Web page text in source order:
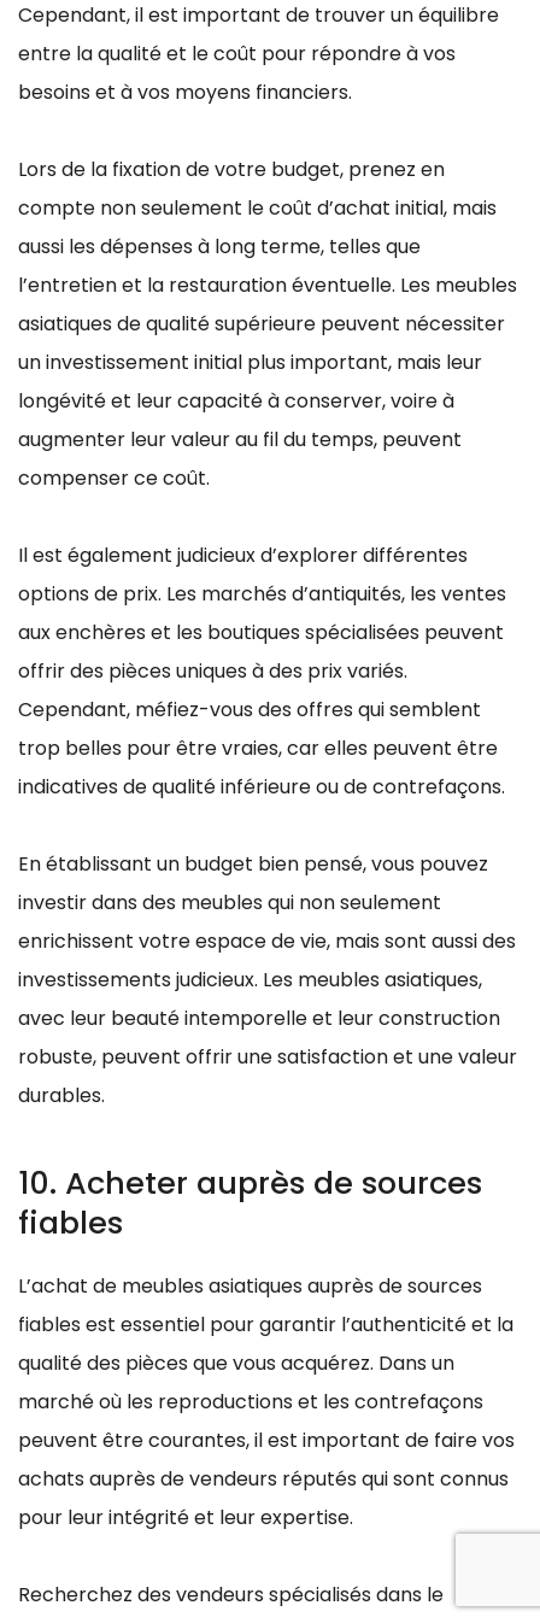
Cependant, il est important de trouver un équilibre
entre la qualité et le coût pour répondre à vos
besoins et à vos moyens financiers.
Lors de la fixation de votre budget, prenez en
compte non seulement le coût d’achat initial, mais
aussi les dépenses à long terme, telles que
l’entretien et la restauration éventuelle. Les meubles
asiatiques de qualité supérieure peuvent nécessiter
un investissement initial plus important, mais leur
longévité et leur capacité à conserver, voire à
augmenter leur valeur au fil du temps, peuvent
compenser ce coût.
Il est également judicieux d’explorer différentes
options de prix. Les marchés d’antiquités, les ventes
aux enchères et les boutiques spécialisées peuvent
offrir des pièces uniques à des prix variés.
Cependant, méfiez-vous des offres qui semblent
trop belles pour être vraies, car elles peuvent être
indicatives de qualité inférieure ou de contrefaçons.
En établissant un budget bien pensé, vous pouvez
investir dans des meubles qui non seulement
enrichissent votre espace de vie, mais sont aussi des
investissements judicieux. Les meubles asiatiques,
avec leur beauté intemporelle et leur construction
robuste, peuvent offrir une satisfaction et une valeur
durables.
10. Acheter auprès de sources
fiables
L’achat de meubles asiatiques auprès de sources
fiables est essentiel pour garantir l’authenticité et la
qualité des pièces que vous acquérez. Dans un
marché où les reproductions et les contrefaçons
peuvent être courantes, il est important de faire vos
achats auprès de vendeurs réputés qui sont connus
pour leur intégrité et leur expertise.
Recherchez des vendeurs spécialisés dans le